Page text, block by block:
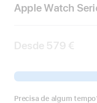
Apple Watch
Desde 579 €
Precisa de algum